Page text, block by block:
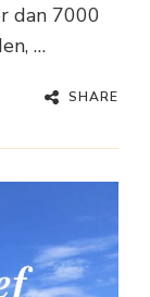
dan 7000
…
SHARE